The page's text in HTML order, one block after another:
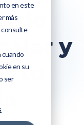
en este
más
consulte
cuando
en su
ser
de
y
tu